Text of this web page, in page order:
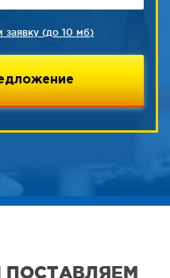
заявку (до 10 мб)
ПОСТАВЛЯЕМ